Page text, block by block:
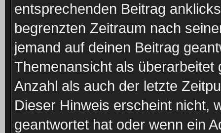
entsprechenden Beitrag
begrenzten Zeitraum nach
jemand auf deinen Beitrag
Themenansicht als
Anzahl als auch der letzte
Dieser Hinweis erscheint nicht,
geantwortet hat oder wenn ein